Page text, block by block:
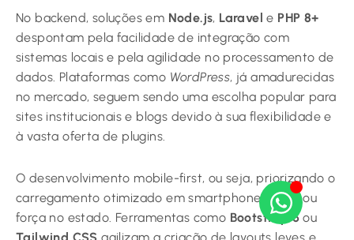
No backend, soluções em Node.js, Laravel e PHP 8+
despontam pela facilidade de integração com
sistemas locais e pela agilidade no processamento de
dados. Plataformas como WordPress, já amadurecidas
no mercado, seguem sendo uma escolha popular para
sites institucionais e blogs devido à sua flexibilidade e
à vasta oferta de plugins.
O desenvolvimento mobile-first, ou seja, priorizando o
carregamento otimizado em smartphones, ganhou
força no estado. Ferramentas como Bootstrap 5ou